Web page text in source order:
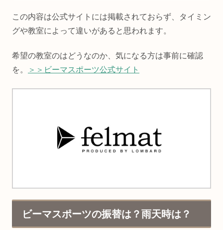
この内容は公式サイトには掲載されておらず、タイミン
グや教室によって違いがあると思われます。
希望の教室のはどうなのか、気になる方は事前に確認
を。
＞＞ビーマスポーツ公式サイト
ビーマスポーツの振替は？雨天時は？